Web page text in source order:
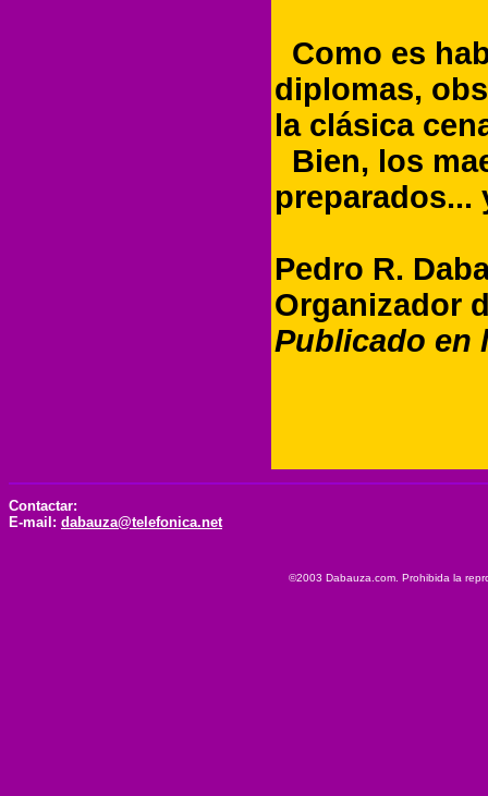
Como es
diplomas,
la clásica
Bien, los
Pedro R.
Organizador
Publicado en
Contactar:
E-mail: dabauza@telefonica.net
©2003 Dabauza.com. Prohibida la